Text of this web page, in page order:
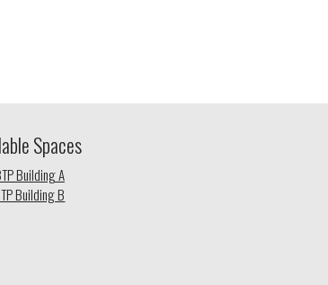
Spaces
Building A
Building B